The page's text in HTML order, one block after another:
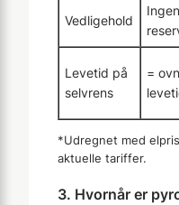
Vedligehold
Ingen
Levetid på
selvrens
=
*Udregnet med
aktuelle tariffer.
3. Hvornår er